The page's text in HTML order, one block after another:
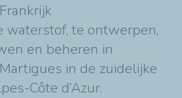
waterstof, te ontwerpen,
en beheren in
in de zuidelijke
Côte d’Azur.